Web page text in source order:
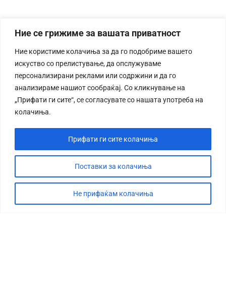
Ние се грижиме за вашата приватност
Ние користиме колачиња за да го подобриме вашето
искуство со прелистување, да опслужуваме
персонализирани реклами или содржини и да го
анализираме нашиот сообраќај. Со кликнување на
„Прифати ги сите“, се согласувате со нашата употреба на
колачиња.
Поставки за колачиња
Не прифаќам колачиња
Прифати ги сите колачиња
СТОРИЈА
ДЕБАТА